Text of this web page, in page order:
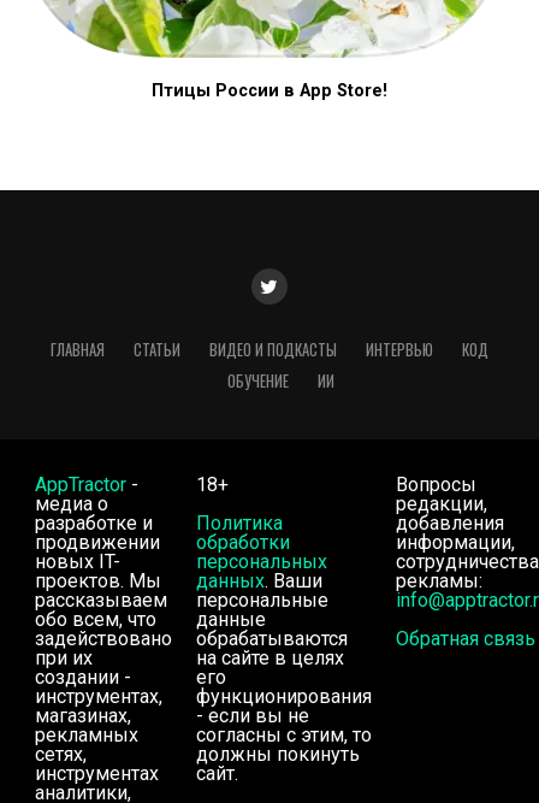
Птицы России в App Store!
ГЛАВНАЯ СТАТЬИ ВИДЕО И ПОДКАСТЫ ИНТЕРВЬЮ
КОД
ОБУЧЕНИЕ
ИИ
AppTractor-
медиа о
разработке и
продвижении
новых IT-
проектов. Мы
рассказываем
обо всем, что
задействовано
при их
создании -
инструментах,
магазинах,
рекламных
сетях,
инструментах
аналитики,
18+
Политика
обработки
персональных
данных. Ваши
персональные
данные
обрабатываются
на сайте в целях
его
функционирования
- если вы не
согласны с этим, то
должны покинуть
сайт.
Вопросы
редакции,
добавления
информации,
рекламы:
Обратная связь